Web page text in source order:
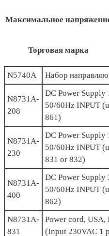
Максимальное
Торговая марка
N5740A Набор
N8731A-
208
DC Power Supply
50/60Hz INPUT
861)
N8731A-
230
DC Power Supply
50/60Hz INPUT
831 or 832)
N8731A-
400
DC Power Supply
50/60Hz INPUT
862)
N8731A-
831
Power cord,
(Input 230VAC 1